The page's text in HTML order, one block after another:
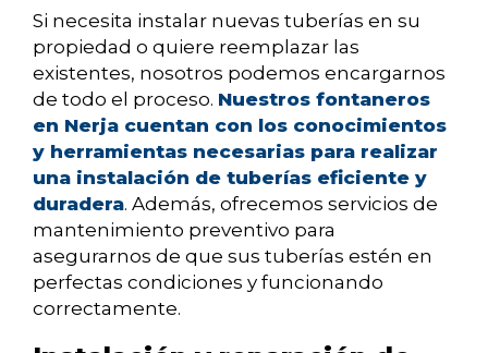
Si necesita instalar nuevas tuberías en su
propiedad o quiere reemplazar las
existentes, nosotros podemos encargarnos
de todo el proceso. Nuestros fontaneros
en Nerja cuentan con los conocimientos
y herramientas necesarias para realizar
una instalación de tuberías eficiente y
duradera. Además, ofrecemos servicios de
mantenimiento preventivo para
asegurarnos de que sus tuberías estén en
perfectas condiciones y funcionando
correctamente.